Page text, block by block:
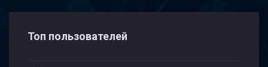
Топ пользователей